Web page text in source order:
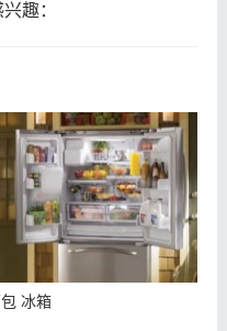
趣：
冰箱